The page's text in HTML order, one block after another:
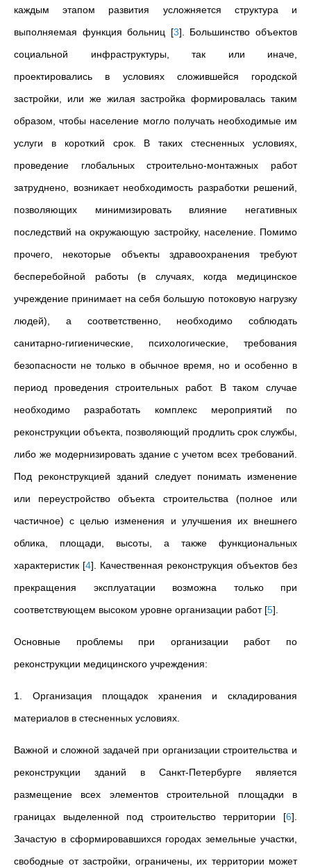
каждым этапом развития усложняется структура и
выполняемая функция больниц [3] . Большинство объектов
социальной инфраструктуры, так или иначе,
проектировались в условиях сложившейся городской
застройки, или же жилая застройка формировалась таким
образом, чтобы население могло получать необходимые им
услуги в короткий срок. В таких стесненных условиях,
проведение глобальных строительно-монтажных работ
затруднено, возникает необходимость разработки решений,
позволяющих минимизировать влияние негативных
последствий на окружающую застройку, население. Помимо
прочего, некоторые объекты здравоохранения требуют
бесперебойной работы (в случаях, когда медицинское
учреждение принимает на себя большую потоковую нагрузку
людей), а соответственно, необходимо соблюдать
санитарно-гигиенические, психологические, требования
безопасности не только в обычное время, но и особенно в
период проведения строительных работ. В таком случае
необходимо разработать комплекс мероприятий по
реконструкции объекта, позволяющий продлить срок службы,
либо же модернизировать здание с учетом всех требований.
Под реконструкцией зданий следует понимать изменение
или переустройство объекта строительства (полное или
частичное) с целью изменения и улучшения их внешнего
облика, площади, высоты, а также функциональных
характеристик [4] . Качественная реконструкция объектов без
прекращения эксплуатации возможна только при
соответствующем высоком уровне организации работ [5]
Основные проблемы при организации работ по
реконструкции медицинского учреждения:
1. Организация площадок хранения и складирования
материалов в стесненных условиях.
Важной и сложной задачей при организации строительства и
реконструкции зданий в Санкт-Петербурге является
размещение всех элементов строительной площадки в
границах выделенной под строительство территории [6]
Зачастую в сформировавшихся городах земельные участки,
свободные от застройки, ограничены, их территории может